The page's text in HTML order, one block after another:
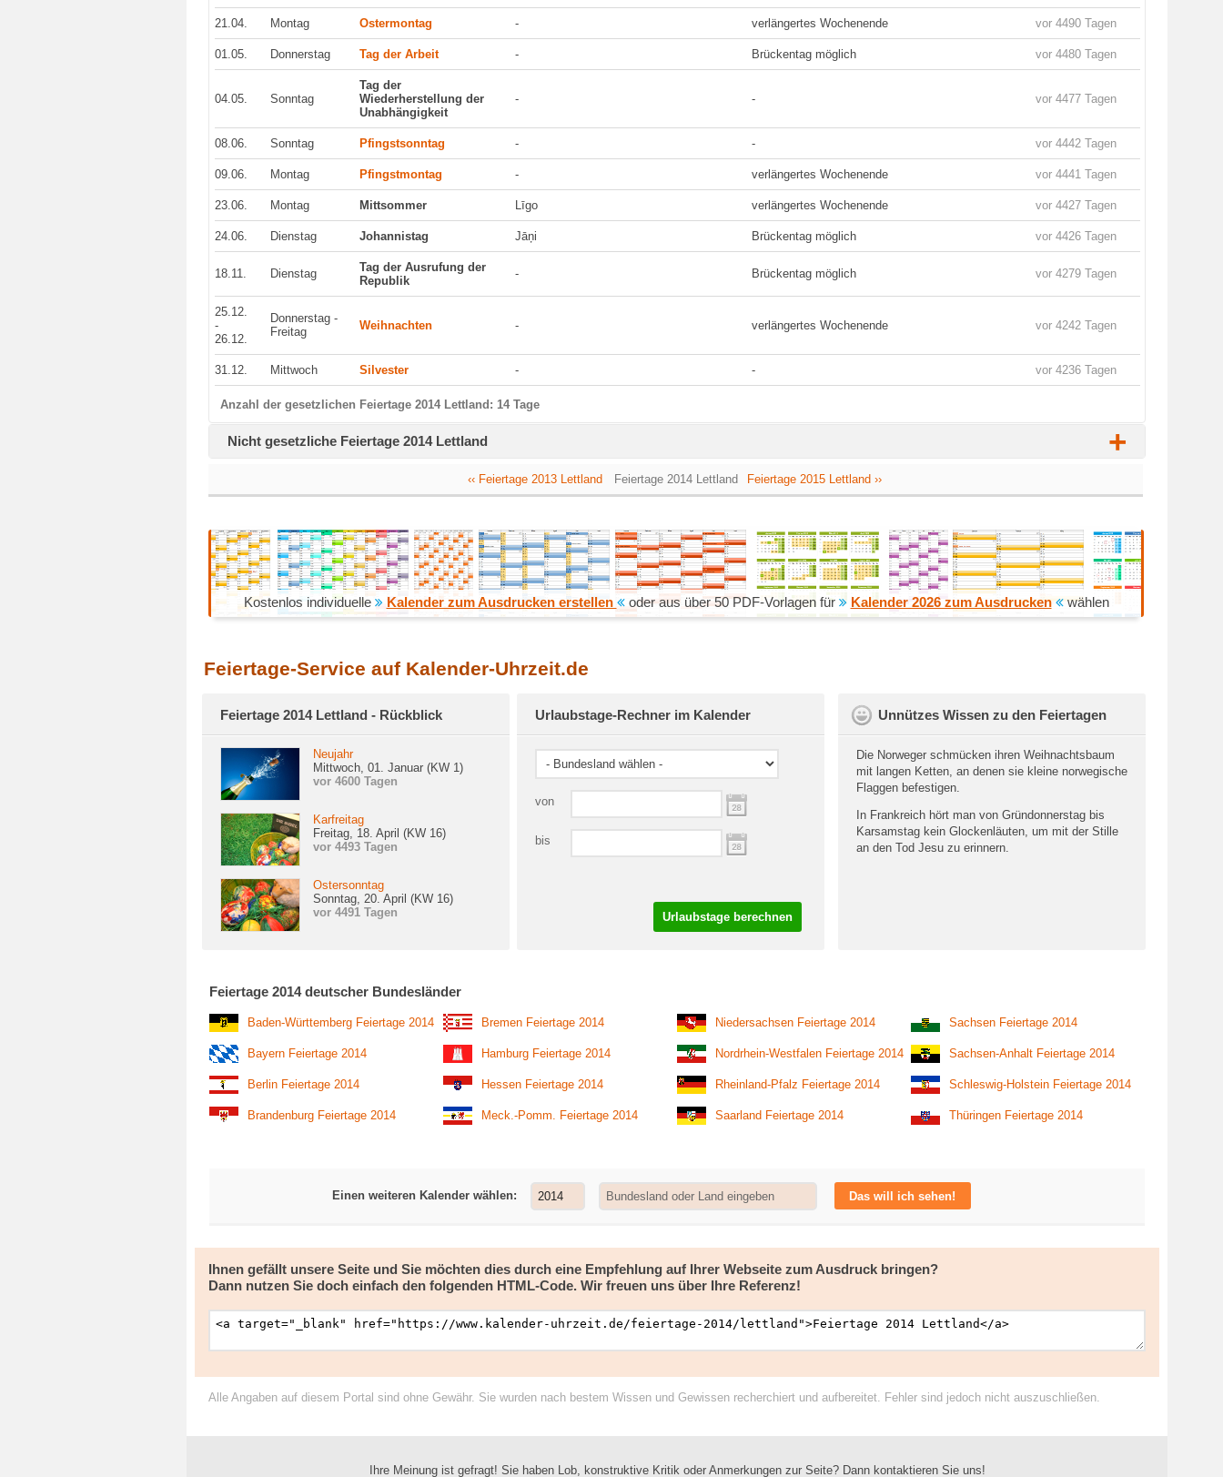
21.04. Montag Ostermontag - verlängertes Wochenende vor 4490 Tagen
01.05. Donnerstag Tag der Arbeit - Brückentag möglich vor 4480 Tagen
04.05. Sonntag
Tag der
Wiederherstellung der
Unabhängigkeit
- - vor 4477 Tagen
08.06. Sonntag Pfingstsonntag - - vor 4442 Tagen
09.06. Montag Pfingstmontag - verlängertes Wochenende vor 4441 Tagen
23.06. Montag Mittsommer Līgo verlängertes Wochenende vor 4427 Tagen
24.06. Dienstag Johannistag Jāņi Brückentag möglich vor 4426 Tagen
18.11. Dienstag
Tag der Ausrufung der
Republik
- Brückentag möglich vor 4279 Tagen
25.12.
-
26.12.
Donnerstag -
Freitag
Weihnachten - verlängertes Wochenende vor 4242 Tagen
31.12. Mittwoch Silvester - - vor 4236 Tagen
Anzahl der gesetzlichen Feiertage 2014 Lettland: 14 Tage
Nicht gesetzliche Feiertage 2014 Lettland +
‹‹ Feiertage 2013 Lettland Feiertage 2014 Lettland Feiertage 2015 Lettland ››
Kostenlos individuelle Kalender zum Ausdrucken erstellen oder aus über 50 PDF-Vorlagen für Kalender 2026 zum Ausdrucken wählen
Feiertage-Service auf Kalender-Uhrzeit.de
Feiertage 2014 Lettland - Rückblick
Neujahr
Mittwoch, 01. Januar (KW 1)
vor 4600 Tagen
Karfreitag
Freitag, 18. April (KW 16)
vor 4493 Tagen
Ostersonntag
Sonntag, 20. April (KW 16)
vor 4491 Tagen
Urlaubstage-Rechner im Kalender
von
bis
Urlaubstage berechnen
Unnützes Wissen zu den Feiertagen
Die Norweger schmücken ihren Weihnachtsbaum
mit langen Ketten, an denen sie kleine norwegische
Flaggen befestigen.
In Frankreich hört man von Gründonnerstag bis
Karsamstag kein Glockenläuten, um mit der Stille
an den Tod Jesu zu erinnern.
Feiertage 2014 deutscher Bundesländer
Baden-Württemberg Feiertage 2014
Bayern Feiertage 2014
Berlin Feiertage 2014
Brandenburg Feiertage 2014
Bremen Feiertage 2014
Hamburg Feiertage 2014
Hessen Feiertage 2014
Meck.-Pomm. Feiertage 2014
Niedersachsen Feiertage 2014
Nordrhein-Westfalen Feiertage 2014
Rheinland-Pfalz Feiertage 2014
Saarland Feiertage 2014
Sachsen Feiertage 2014
Sachsen-Anhalt Feiertage 2014
Schleswig-Holstein Feiertage 2014
Thüringen Feiertage 2014
Einen weiteren Kalender wählen: Das will ich sehen!
Ihnen gefällt unsere Seite und Sie möchten dies durch eine Empfehlung auf Ihrer Webseite zum Ausdruck bringen?
Dann nutzen Sie doch einfach den folgenden HTML-Code. Wir freuen uns über Ihre Referenz!
Alle Angaben auf diesem Portal sind ohne Gewähr. Sie wurden nach bestem Wissen und Gewissen recherchiert und aufbereitet. Fehler sind jedoch nicht auszuschließen.
Ihre Meinung ist gefragt! Sie haben Lob, konstruktive Kritik oder Anmerkungen zur Seite? Dann kontaktieren Sie uns!